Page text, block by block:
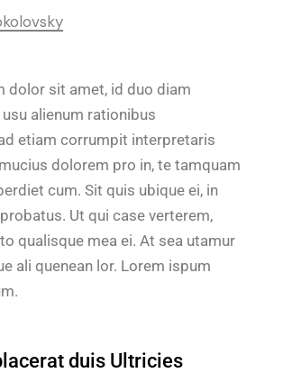
dolor sit amet, id duo diam
alienum rationibus
etiam corrumpit interpretaris
dolorem pro in, te tamquam
cum. Sit quis ubique ei, in
Ut qui case verterem,
qualisque mea ei. At sea utamur
ali quenean lor. Lorem ispum
duis Ultricies